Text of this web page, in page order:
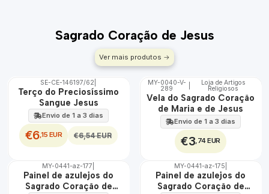
Sagrado Coração de Jesus
Ver mais produtos
DESCONTO
SE-CE-146197/62
Terço do Preciosíssimo
Sangue Jesus
Envio de 1 a 3 dias
€6,15 EUR €6,54 EUR
🇵🇹
100%
MY-0040-V-
289
Loja de Artigos
Religiosos
Vela do Sagrado Coração
de Maria e de Jesus
Envio de 1 a 3 dias
€3,74 EUR
🇵🇹
100%
MY-0441-az-177
Painel de azulejos do
Sagrado Coração de
🇵🇹
100%
MY-0441-az-175
Painel de azulejos do
Sagrado Coração de